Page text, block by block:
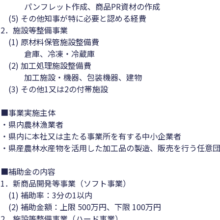
パンフレット作成、商品PR資材の作成
(5) その他知事が特に必要と認める経費
2．施設等整備事業
(1) 原材料保管施設整備費
倉庫、冷凍・冷蔵庫
(2) 加工処理施設整備費
加工施設・機器、包装機器、建物
(3) その他1又は2の付帯施設
■事業実施主体
・県内農林漁業者
・県内に本社又は主たる事業所を有する中小企業者
・県産農林水産物を活用した加工品の製造、販売を行う任意
■補助金の内容
1．新商品開発等事業（ソフト事業）
(1) 補助率：3分の1以内
(2) 補助金額：上限 500万円、下限 100万円